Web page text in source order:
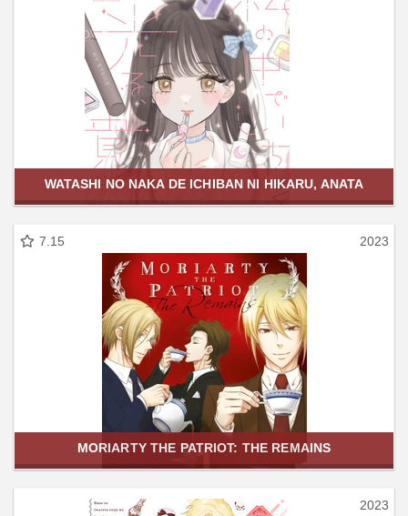
WATASHI NO NAKA DE ICHIBAN NI HIKARU, ANATA
7.15 2023
MORIARTY THE PATRIOT: THE REMAINS
2023